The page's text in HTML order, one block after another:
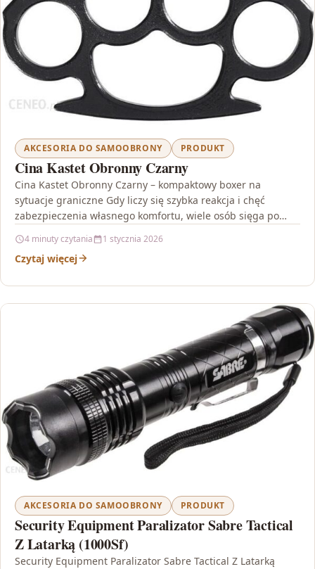
AKCESORIA DO SAMOOBRONY PRODUKT
Cina Kastet Obronny Czarny
Cina Kastet Obronny Czarny – kompaktowy boxer na
sytuacje graniczne Gdy liczy się szybka reakcja i chęć
zabezpieczenia własnego komfortu, wiele osób sięga po…
4 minuty czytania 1 stycznia 2026
Czytaj więcej
AKCESORIA DO SAMOOBRONY PRODUKT
Security Equipment Paralizator Sabre Tactical
Z Latarką (1000Sf)
Security Equipment Paralizator Sabre Tactical Z Latarką